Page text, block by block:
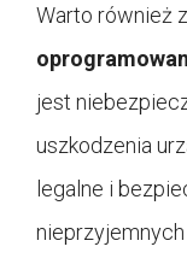
Warto również
jest
uszkodzenia
legalne i